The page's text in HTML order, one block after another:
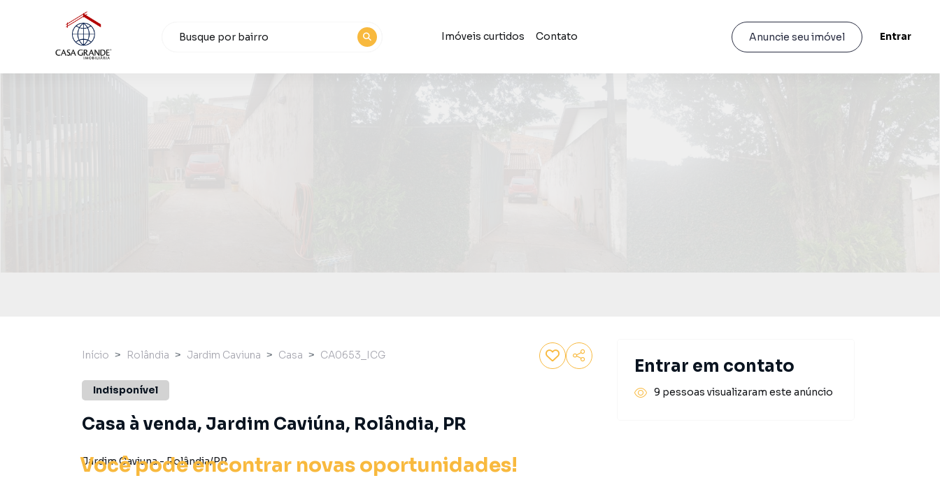
Imóveis curtidos Contato Anuncie seu imóvel Entrar
Você pode encontrar novas oportunidades!
Início Rolândia Jardim Caviuna Casa CA0653_ICG
Indisponível
Casa à venda, Jardim Caviúna, Rolândia, PR
Jardim Caviuna-Rolândia/PR
Entrar em contato
9 pessoas visualizaram este anúncio